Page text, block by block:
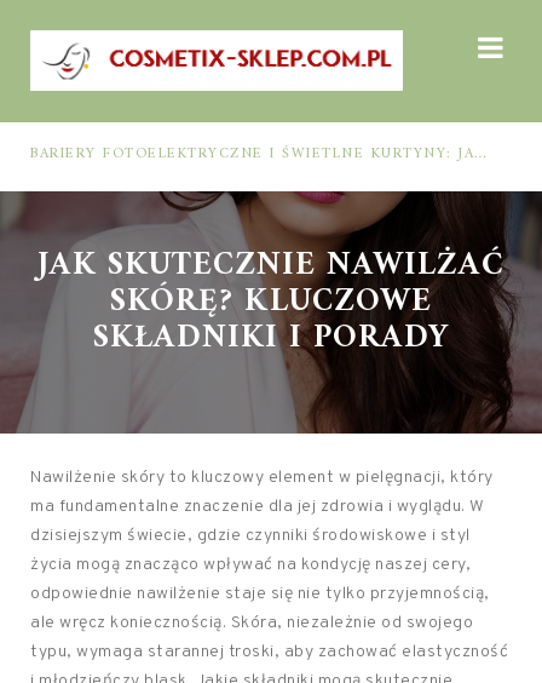
BARIERY FOTOELEKTRYCZNE I ŚWIETLNE KURTYNY: JAK DOBRAĆ ROZWIĄZANIE DO BEZPIECZEŃSTWA FUNKCJONALNEGO (MUTING, BLANKING, TYP 2 I TYP 4)
JAK SKUTECZNIE NAWILŻAĆ
SKÓRĘ? KLUCZOWE
SKŁADNIKI I PORADY
Nawilżenie skóry to kluczowy element w pielęgnacji, który
ma fundamentalne znaczenie dla jej zdrowia i wyglądu. W
dzisiejszym świecie, gdzie czynniki środowiskowe i styl
życia mogą znacząco wpływać na kondycję naszej cery,
odpowiednie nawilżenie staje się nie tylko przyjemnością,
ale wręcz koniecznością. Skóra, niezależnie od swojego
typu, wymaga starannej troski, aby zachować elastyczność